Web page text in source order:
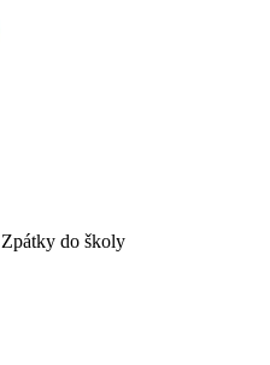
Zpátky do školy